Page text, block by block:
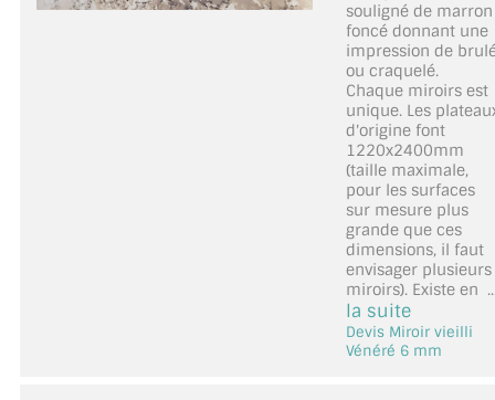
souligné de marron
foncé donnant une
impression de
ou craquelé.
Chaque miroirs est
unique. Les
d'origine font
1220x2400mm
(taille maximale,
pour les surfaces
sur mesure plus
grande que ces
dimensions, il faut
envisager plusieurs
miroirs). Existe en
la suite
Devis Miroir vieilli
Vénéré 6 mm